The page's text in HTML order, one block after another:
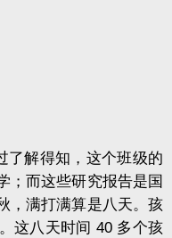
了解得知，这个班级的
；而这些研究报告是国
，满打满算是八天。孩
这八天时间 40 多个孩